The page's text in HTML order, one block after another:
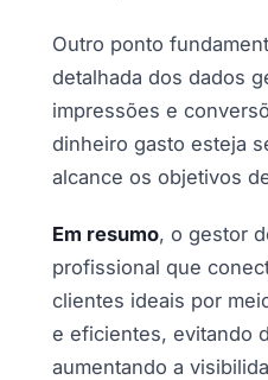
Outro ponto
detalhada dos dados
impressões e
dinheiro gasto esteja
alcance os objetivos
Em resumo, o gestor
profissional que
clientes ideais por
e eficientes, evitando
aumentando a